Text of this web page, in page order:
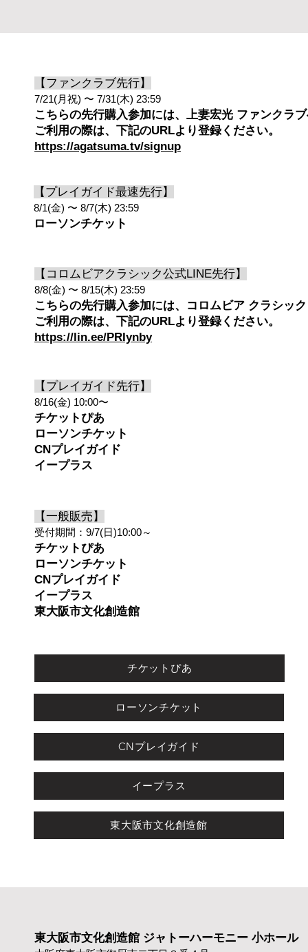
【ファンクラブ先行】
7/21(月祝) 〜 7/31(木) 23:59
こちらの先行購入参加には、上妻宏光 ファンクラ
​ご利用の際は、下記のURLより登録ください。
https://agatsuma.tv/signup
【プレイガイド最速先行】
8/1(金) 〜 8/7(木) 23:59
ローソンチケット
【コロムビアクラシック公式LINE先行】
8/8(金) 〜 8/15(木) 23:59
こちらの先行購入参加には、コロムビア クラシッ
​ご利用の際は、下記のURLより登録ください。
https://lin.ee/PRIynby
【プレイガイド先行】
8/16(金) 10:00〜
チケットぴあ
ローソンチケット
CNプレイガイド
​イープラス
【一般販売】
受付期間：9/7(日)10:00～
チケットぴあ
ローソンチケット
CNプレイガイド
​イープラス
東大阪市文化創造館
チケットぴあ
ローソンチケット
CNプレイガイド
イープラス
東大阪市文化創造館
東大阪市文化創造館 ジャトーハーモニー 小ホール